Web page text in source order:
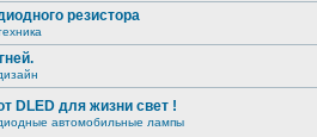
резистора
DLED для жизни свет !
автомобильные лампы